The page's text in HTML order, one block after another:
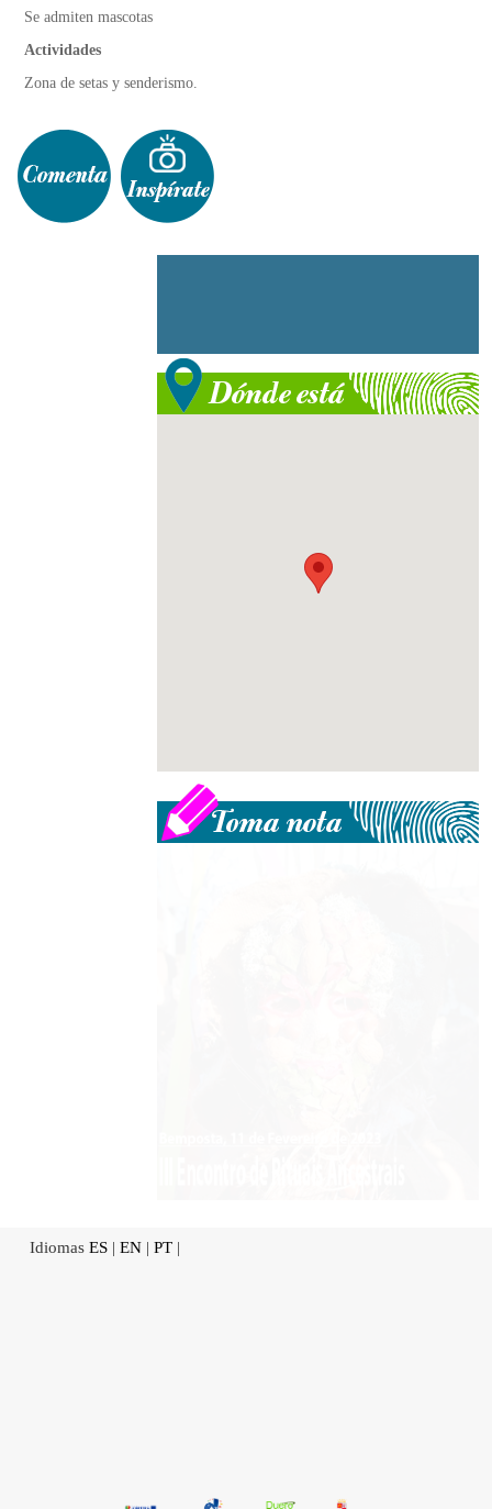
Se admiten mascotas
Actividades
Zona de setas y senderismo.
Idiomas ES | EN | PT |